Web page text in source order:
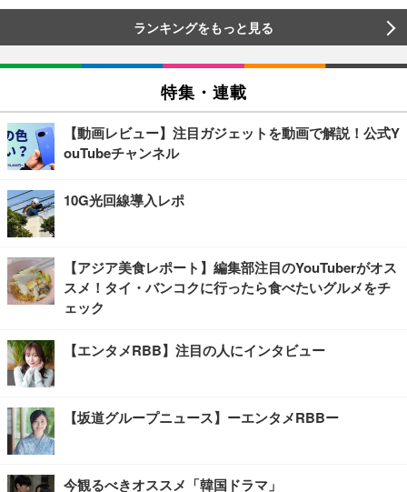
ランキングをもっと見る
特集・連載
【動画レビュー】注目ガジェットを動画で解説！公式Y
ouTubeチャンネル
10G光回線導入レポ
【アジア美食レポート】編集部注目のYouTuberがオス
スメ！タイ・バンコクに行ったら食べたいグルメをチ
ェック
【エンタメRBB】注目の人にインタビュー
【坂道グループニュース】ーエンタメRBBー
今観るべきオススメ「韓国ドラマ」